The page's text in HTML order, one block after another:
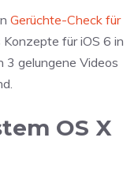
Gerüchte-Check für
für iOS 6 in
3 gelungene Videos
OS X